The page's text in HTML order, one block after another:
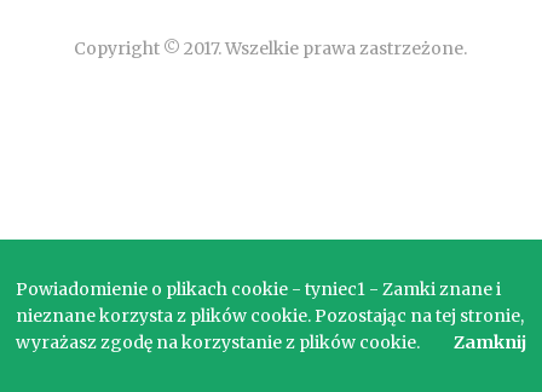
Copyright © 2017. Wszelkie prawa zastrzeżone.
Powiadomienie o plikach cookie - tyniec1 - Zamki znane i
nieznane korzysta z plików cookie. Pozostając na tej stronie,
wyrażasz zgodę na korzystanie z plików cookie.
Zamknij